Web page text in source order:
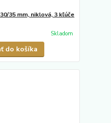
35 mm, niklová, 3 kľúče
Skladom
do košíka